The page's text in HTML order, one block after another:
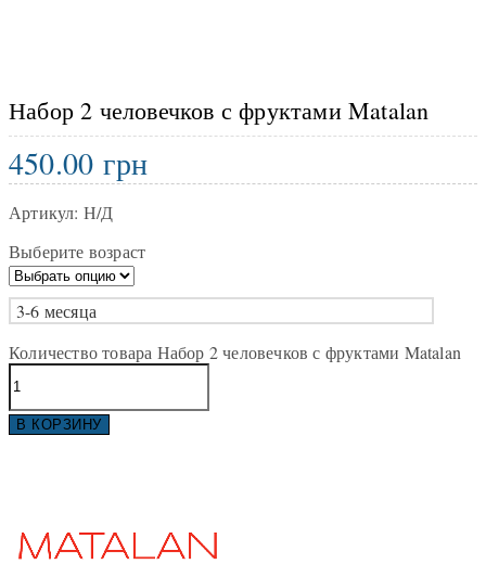
Набор 2 человечков с фруктами Matalan
450.00грн
Артикул: Н/Д
Выберите возраст
3-6 месяца
Количество товара Набор 2 человечков с фруктами Matalan
В КОРЗИНУ